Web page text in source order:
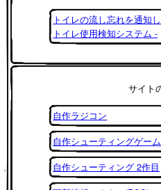
トイレの流し忘れを通知
トイレ使用検知システム -
サイト
自作ラジコン
自作シューティングゲーム
自作シューティング 2作目